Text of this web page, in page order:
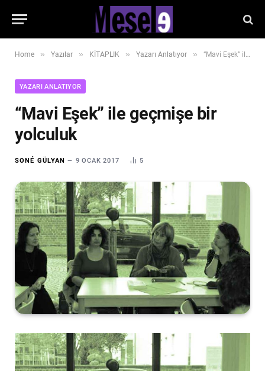
Home » Yazılar » KİTAPLIK » Yazarı Anlatıyor » “Mavi Eşek” ile geçmişe bir yolculuk
YAZARI ANLATIYOR
“Mavi Eşek” ile geçmişe bir
yolculuk
SONÉ GÜLYAN 9 OCAK 2017 5